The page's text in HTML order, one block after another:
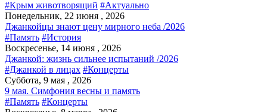
#Крым животворящий #Актуально
Понедельник, 22 июня , 2026
Джанкойцы знают цену мирного неба /2026
#Память #История
Воскресенье, 14 июня , 2026
Джанкой: жизнь сильнее испытаний /2026
#Джанкой в лицах #Концерты
Суббота, 9 мая , 2026
9 мая. Симфония весны и память
#Память #Концерты